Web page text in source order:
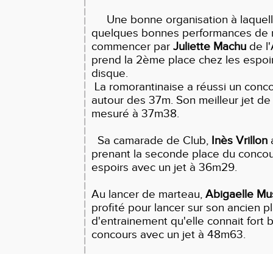
Une bonne organisation à
quelques bonnes performances de
commencer par Juliette Machu de
prend la 2ème place chez les
disque.
La romorantinaise a réussi un
autour des 37m. Son meilleur jet
mesuré à 37m38.
Sa camarade de Club, Inès Vrillon
prenant la seconde place du
espoirs avec un jet à 36m29.
Au lancer de marteau, Abigaelle
profité pour lancer sur son ancien
d'entrainement qu'elle connait fort
concours avec un jet à 48m63.